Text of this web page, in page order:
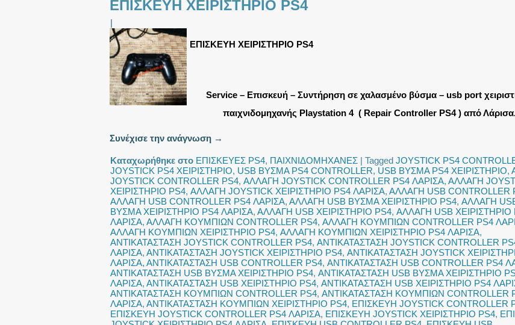
ΕΠΙΣΚΕΥΗ ΧΕΙΡΙΣΤΗΡΙΟ PS4
|
ΕΠΙΣΚΕΥΗ ΧΕΙΡΙΣΤΗΡΙΟ PS4
Service – Επισκευή – Συντήρηση σε χαλασμένο βύσμα – usb port
παιχνιδομηχανής Playstation 4 ( Repair Controller PS4 ) από Λάρισα
Συνέχισε την ανάγνωση →
Καταχωρήθηκε στο ΕΠΙΣΚΕΥΕΣ PS4, ΠΑΙΧΝΙΔΟΜΗΧΑΝΕΣ | Tagged JOYSTICK PS4
JOYSTICK PS4 ΧΕΙΡΙΣΤΗΡΙΟ, USB ΒΥΣΜΑ PS4 CONTROLLER, USB ΒΥΣΜΑ PS4 ΧΕΙΡΙΣΤΗΡΙΟ,
JOYSTICK CONTROLLER PS4, ΑΛΛΑΓΗ JOYSTICK CONTROLLER PS4 ΛΑΡΙΣΑ, ΑΛΛΑΓΗ
ΧΕΙΡΙΣΤΗΡΙΟ PS4, ΑΛΛΑΓΗ JOYSTICK ΧΕΙΡΙΣΤΗΡΙΟ PS4 ΛΑΡΙΣΑ, ΑΛΛΑΓΗ USB CONTROLLER
ΑΛΛΑΓΗ USB CONTROLLER PS4 ΛΑΡΙΣΑ, ΑΛΛΑΓΗ USB ΒΥΣΜΑ ΧΕΙΡΙΣΤΗΡΙΟ PS4, ΑΛΛΑΓΗ
ΒΥΣΜΑ ΧΕΙΡΙΣΤΗΡΙΟ PS4 ΛΑΡΙΣΑ, ΑΛΛΑΓΗ USB ΧΕΙΡΙΣΤΗΡΙΟ PS4, ΑΛΛΑΓΗ USB ΧΕΙΡΙΣΤΗΡΙΟ
ΛΑΡΙΣΑ, ΑΛΛΑΓΗ ΚΟΥΜΠΙΩΝ CONTROLLER PS4, ΑΛΛΑΓΗ ΚΟΥΜΠΙΩΝ CONTROLLER PS4
ΑΛΛΑΓΗ ΚΟΥΜΠΙΩΝ ΧΕΙΡΙΣΤΗΡΙΟ PS4, ΑΛΛΑΓΗ ΚΟΥΜΠΙΩΝ ΧΕΙΡΙΣΤΗΡΙΟ PS4 ΛΑΡΙΣΑ,
ΑΝΤΙΚΑΤΑΣΤΑΣΗ JOYSTICK CONTROLLER PS4, ΑΝΤΙΚΑΤΑΣΤΑΣΗ JOYSTICK CONTROLLER
ΛΑΡΙΣΑ, ΑΝΤΙΚΑΤΑΣΤΑΣΗ JOYSTICK ΧΕΙΡΙΣΤΗΡΙΟ PS4, ΑΝΤΙΚΑΤΑΣΤΑΣΗ JOYSTICK
ΛΑΡΙΣΑ, ΑΝΤΙΚΑΤΑΣΤΑΣΗ USB CONTROLLER PS4, ΑΝΤΙΚΑΤΑΣΤΑΣΗ USB CONTROLLER PS4
ΑΝΤΙΚΑΤΑΣΤΑΣΗ USB ΒΥΣΜΑ ΧΕΙΡΙΣΤΗΡΙΟ PS4, ΑΝΤΙΚΑΤΑΣΤΑΣΗ USB ΒΥΣΜΑ ΧΕΙΡΙΣΤΗΡΙΟ
ΛΑΡΙΣΑ, ΑΝΤΙΚΑΤΑΣΤΑΣΗ USB ΧΕΙΡΙΣΤΗΡΙΟ PS4, ΑΝΤΙΚΑΤΑΣΤΑΣΗ USB ΧΕΙΡΙΣΤΗΡΙΟ PS4
ΑΝΤΙΚΑΤΑΣΤΑΣΗ ΚΟΥΜΠΙΩΝ CONTROLLER PS4, ΑΝΤΙΚΑΤΑΣΤΑΣΗ ΚΟΥΜΠΙΩΝ CONTROLLER
ΛΑΡΙΣΑ, ΑΝΤΙΚΑΤΑΣΤΑΣΗ ΚΟΥΜΠΙΩΝ ΧΕΙΡΙΣΤΗΡΙΟ PS4, ΕΠΙΣΚΕΥΗ JOYSTICK CONTROLLER
ΕΠΙΣΚΕΥΗ JOYSTICK CONTROLLER PS4 ΛΑΡΙΣΑ, ΕΠΙΣΚΕΥΗ JOYSTICK ΧΕΙΡΙΣΤΗΡΙΟ PS4,